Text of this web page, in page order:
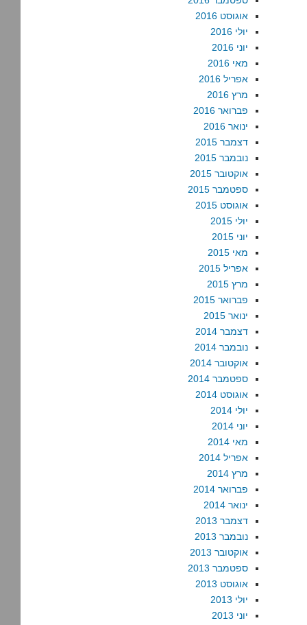
אוגוסט 2016
יולי 2016
יוני 2016
מאי 2016
אפריל 2016
מרץ 2016
פברואר 2016
ינואר 2016
דצמבר 2015
נובמבר 2015
אוקטובר 2015
ספטמבר 2015
אוגוסט 2015
יולי 2015
יוני 2015
מאי 2015
אפריל 2015
מרץ 2015
פברואר 2015
ינואר 2015
דצמבר 2014
נובמבר 2014
אוקטובר 2014
ספטמבר 2014
אוגוסט 2014
יולי 2014
יוני 2014
מאי 2014
אפריל 2014
מרץ 2014
פברואר 2014
ינואר 2014
דצמבר 2013
נובמבר 2013
אוקטובר 2013
ספטמבר 2013
אוגוסט 2013
יולי 2013
יוני 2013